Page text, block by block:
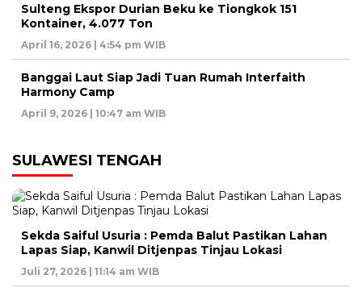
Sulteng Ekspor Durian Beku ke Tiongkok 151
Kontainer, 4.077 Ton
April 16, 2026 | 4:54 pm WIB
Banggai Laut Siap Jadi Tuan Rumah Interfaith
Harmony Camp
April 9, 2026 | 10:47 am WIB
SULAWESI TENGAH
Sekda Saiful Usuria : Pemda Balut Pastikan Lahan
Lapas Siap, Kanwil Ditjenpas Tinjau Lokasi
Juli 27, 2026 | 11:14 am WIB